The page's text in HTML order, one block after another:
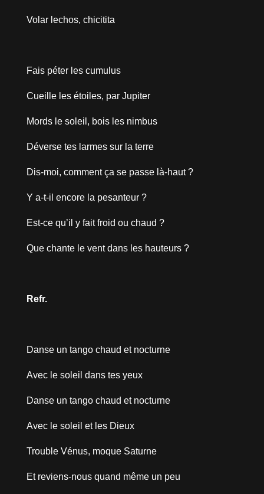
Volar lechos, chicitita
Fais péter les cumulus
Cueille les étoiles, par Jupiter
Mords le soleil, bois les nimbus
Déverse tes larmes sur la terre
Dis-moi, comment ça se passe là-haut ?
Y a-t-il encore la pesanteur ?
Est-ce qu’il y fait froid ou chaud ?
Que chante le vent dans les hauteurs ?
Refr.
Danse un tango chaud et nocturne
Avec le soleil dans tes yeux
Danse un tango chaud et nocturne
Avec le soleil et les Dieux
Trouble Vénus, moque Saturne
Et reviens-nous quand même un peu